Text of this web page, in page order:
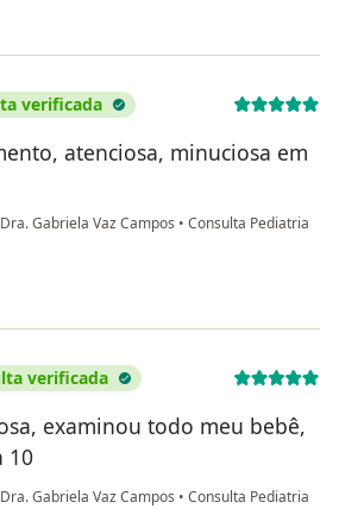
verificada
atenciosa, minuciosa em
Dra. Gabriela Vaz Campos • Consulta Pediatria
verificada
examinou todo meu bebê,
10
Dra. Gabriela Vaz Campos • Consulta Pediatria